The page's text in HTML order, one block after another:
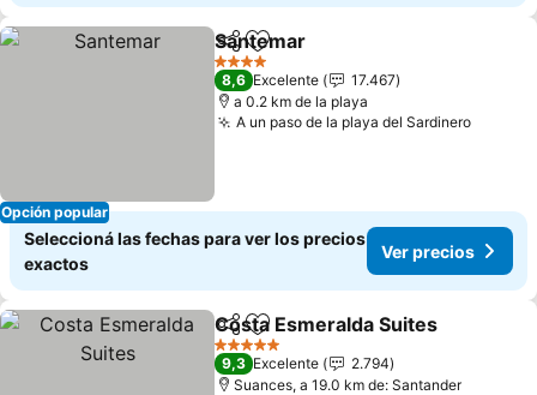
Opción popular
CompartirAñadir a favoritos
Santemar
4 Estrellas
8,6 Excelente
17.467
a 0.2 km de la playa
A un paso de la playa del SardineroVer
Seleccioná las fechas para ver los precios
exactos
Ver precios
CompartirAñadir a favoritos
Costa Esmeralda Suites
5 Estrellas
9,3 Excelente
2.794
Suances, a 19.0 km de: Santander